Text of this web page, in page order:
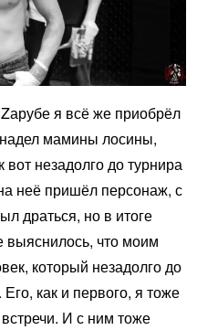
я всё же приобрёл
мамины лосины,
вот незадолго до турнира
неё пришёл персонаж, с
драться, но в итоге
выяснилось, что моим
который незадолго до
как и первого, я тоже
И с ним тоже